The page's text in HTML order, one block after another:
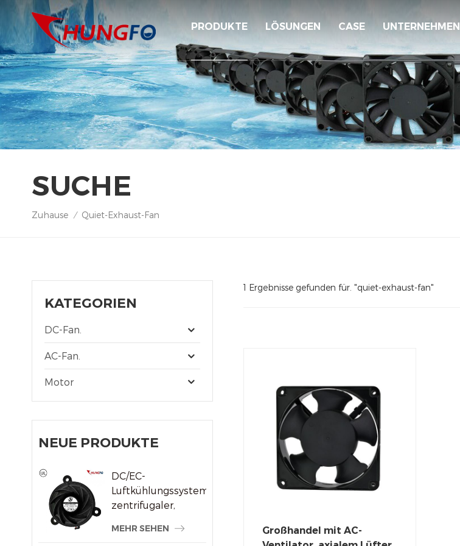
PRODUKTE LÖSUNGEN CASE UNTERNEHMEN
SUCHE
Zuhause / Quiet-Exhaust-Fan
KATEGORIEN
DC-Fan.
AC-Fan.
Motor
NEUE PRODUKTE
DC/EC-
Luftkühlungssystem,
zentrifugaler,
Kühlerlüfter
MEHR SEHEN
1 Ergebnisse gefunden für. "quiet-exhaust-fan"
Großhandel mit AC-